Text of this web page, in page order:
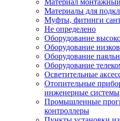
Материал монтажный
Материалы для
Муфты, фитинги
Не определено
Оборудование
Оборудование
Оборудование
Оборудование
Осветительные
Отопительные
инженерные системы
Промышленные
контроллеры